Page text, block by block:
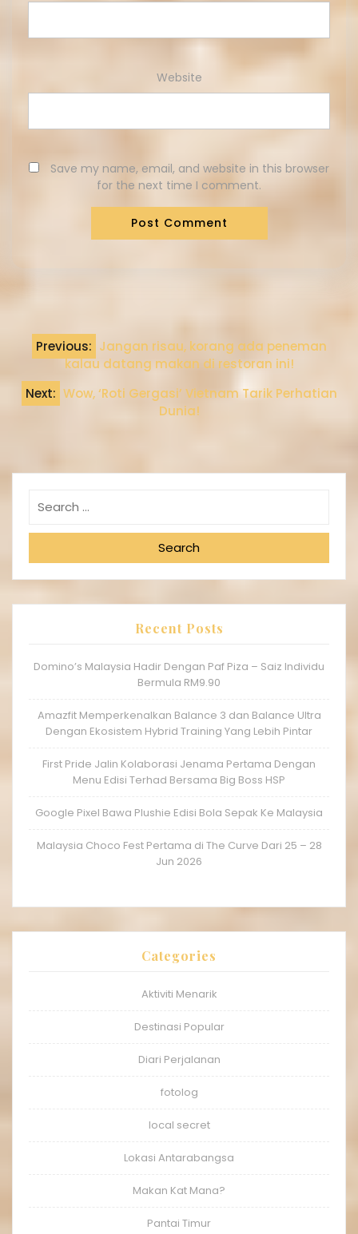
Website
Save my name, email, and website in this browser
for the next time I comment.
Previous: Jangan risau, korang ada peneman
kalau datang makan di restoran ini!
Next: Wow, ‘Roti Gergasi’ Vietnam Tarik Perhatian
Dunia!
Search
Recent Posts
Domino’s Malaysia Hadir Dengan Paf Piza – Saiz Individu
Bermula RM9.90
Amazfit Memperkenalkan Balance 3 dan Balance Ultra
Dengan Ekosistem Hybrid Training Yang Lebih Pintar
First Pride Jalin Kolaborasi Jenama Pertama Dengan
Menu Edisi Terhad Bersama Big Boss HSP
Google Pixel Bawa Plushie Edisi Bola Sepak Ke Malaysia
Malaysia Choco Fest Pertama di The Curve Dari 25 – 28
Jun 2026
Categories
Aktiviti Menarik
Destinasi Popular
Diari Perjalanan
fotolog
local secret
Lokasi Antarabangsa
Makan Kat Mana?
Pantai Timur